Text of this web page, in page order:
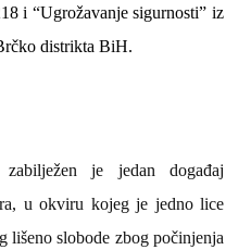
i “Ugrožavanje sigurnosti” iz
distrikta BiH.
je jedan događaj
u okviru kojeg je jedno lice
lišeno slobode zbog počinjenja